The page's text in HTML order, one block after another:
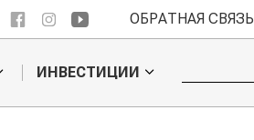
ОБРАТНАЯ СВЯЗЬ
ИНВЕСТИЦИИ